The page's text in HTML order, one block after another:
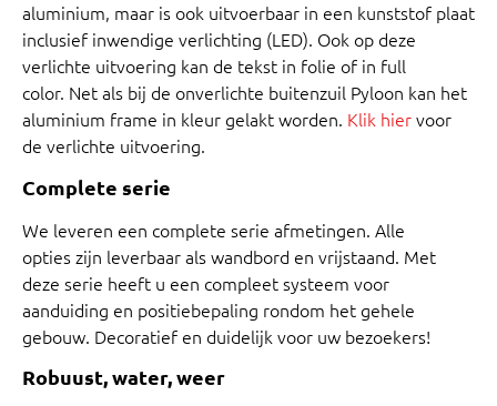
aluminium, maar is ook uitvoerbaar in een kunststof plaat
inclusief inwendige verlichting (LED). Ook op deze
verlichte uitvoering kan de tekst in folie of in full
color. Net als bij de onverlichte buitenzuil Pyloon kan het
aluminium frame in kleur gelakt worden. Klik hiervoor
de verlichte uitvoering.
Complete serie
We leveren een complete serie afmetingen. Alle
opties zijn leverbaar als wandbord en vrijstaand. Met
deze serie heeft u een compleet systeem voor
aanduiding en positiebepaling rondom het gehele
gebouw. Decoratief en duidelijk voor uw bezoekers!
Robuust, water, weer